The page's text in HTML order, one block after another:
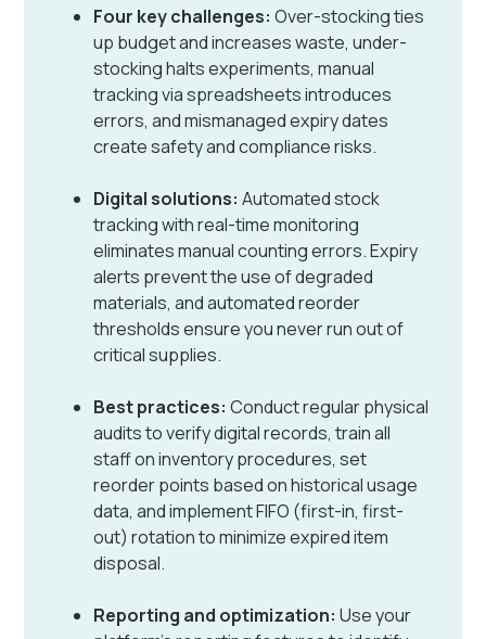
Four key challenges:Over-stocking ties
up budget and increases waste, under-
stocking halts experiments, manual
tracking via spreadsheets introduces
errors, and mismanaged expiry dates
create safety and compliance risks.
Digital solutions:Automated stock
tracking with real-time monitoring
eliminates manual counting errors. Expiry
alerts prevent the use of degraded
materials, and automated reorder
thresholds ensure you never run out of
critical supplies.
Best practices:Conduct regular physical
audits to verify digital records, train all
staff on inventory procedures, set
reorder points based on historical usage
data, and implement FIFO (first-in, first-
out) rotation to minimize expired item
disposal.
Reporting and optimization:Use your